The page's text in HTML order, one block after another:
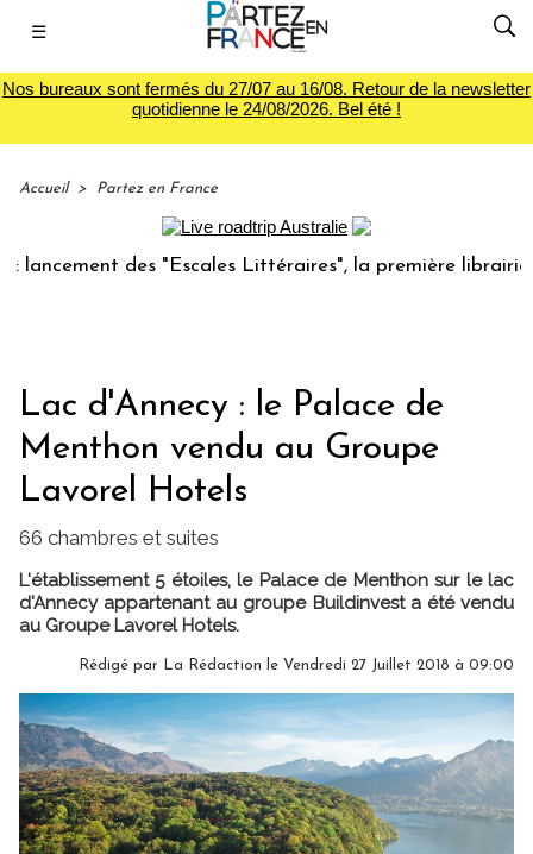
☰
Nos bureaux sont fermés du 27/07 au 16/08. Retour de la newsletter
quotidienne le 24/08/2026. Bel été !
Accueil > Partez en France
des "Escales Littéraires", la première librairie du
Lac d'Annecy : le Palace de
Menthon vendu au Groupe
Lavorel Hotels
66 chambres et suites
L'établissement 5 étoiles, le Palace de Menthon sur le lac
d'Annecy appartenant au groupe Buildinvest a été vendu
au Groupe Lavorel Hotels.
Rédigé par La Rédaction le Vendredi 27 Juillet 2018 à 09:00